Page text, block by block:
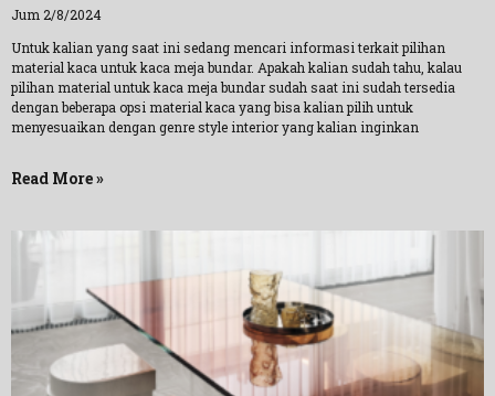
Jum 2/8/2024
Untuk kalian yang saat ini sedang mencari informasi terkait pilihan
material kaca untuk kaca meja bundar. Apakah kalian sudah tahu, kalau
pilihan material untuk kaca meja bundar sudah saat ini sudah tersedia
dengan beberapa opsi material kaca yang bisa kalian pilih untuk
menyesuaikan dengan genre style interior yang kalian inginkan
Read More »